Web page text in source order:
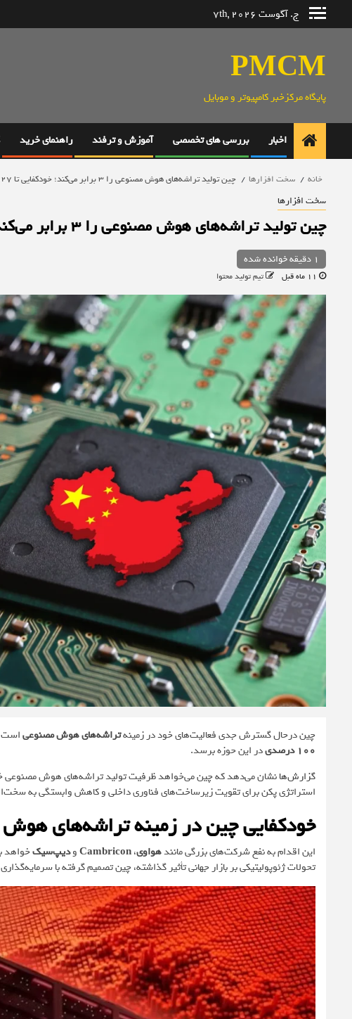
ج. آگوست 7th, 2026
PMCM
پایگاه مرکزخبر کامپیوتر و موبایل
اخبار بررسی های تخصصی آموزش و ترفند راهنمای خرید
خانه سخت افزارها چین تولید تراشه‌های هوش مصنوعی را 3 برابر می‌کند؛ خودکفایی تا 2027
سخت افزارها
چین تولید تراشه‌های هوش مصنوعی را 3 برابر می‌کند؛ خودکفایی تا 2027
1 دقیقه خوانده شده
تیم تولید محتوا
چین درحال گسترش جدی فعالیت‌های خود در زمینهتراشه‌های هوش مصنوعیاست
100 درصدی
در این حوزه برسد.
گزارش‌هانشان می‌دهد که چین می‌خواهد ظرفیت تولید تراشه‌های هوش مصنوعی
استراتژی پکن برای تقویت زیرساخت‌های فناوری داخلی و کاهش وابستگی به
خودکفایی چین در زمینه تراشه‌های هوش
این اقدام به نفع شرکت‌های بزرگی مانندهواوی،Cambriconودیپ‌سیکخواهد
تحولات ژئوپولیتیکی بر بازار جهانی تأثیر گذاشته، چین تصمیم گرفته با